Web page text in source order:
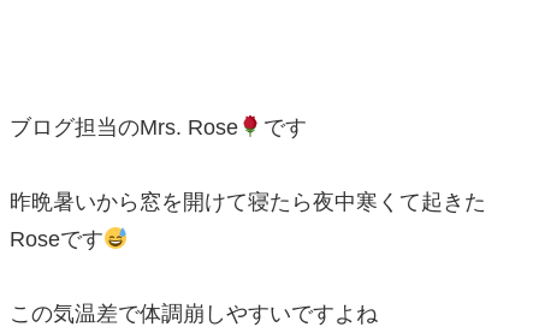
ブログ担当のMrs. Rose です
昨晩暑いから窓を開けて寝たら夜中寒くて起きた
Roseです
この気温差で体調崩しやすいですよね